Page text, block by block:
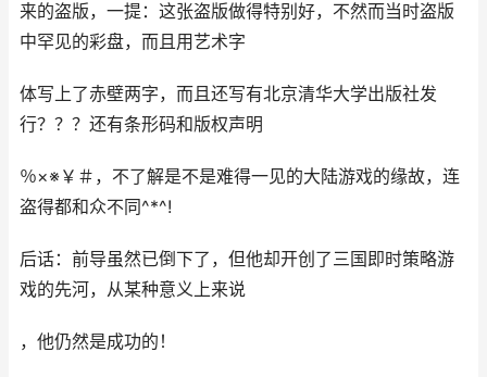
来的盗版，一提：这张盗版做得特别好，不然而当时盗版
中罕见的彩盘，而且用艺术字
体写上了赤壁两字，而且还写有北京清华大学出版社发
行？？？还有条形码和版权声明
％×※￥＃，不了解是不是难得一见的大陆游戏的缘故，连
盗得都和众不同^*^!
后话：前导虽然已倒下了，但他却开创了三国即时策略游
戏的先河，从某种意义上来说
，他仍然是成功的！